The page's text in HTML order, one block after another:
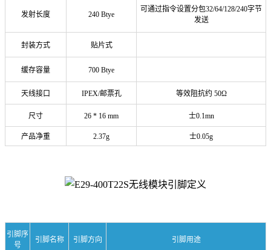
发射长度 240 Btye
可通过指令设置分包32/64/128/240字节
发送
封装方式 贴片式
缓存容量 700 Btye
天线接口 IPEX/邮票孔 等效阻抗约 50Ω
尺寸 26 * 16 mm 士0.1mn
产品净重 2.37g 士0.05g
引脚序
号
引脚名称 引脚方向 引脚用途